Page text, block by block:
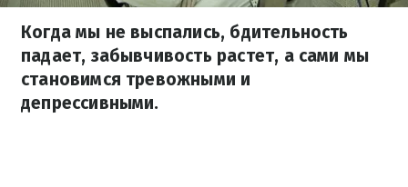
Когда мы не выспались, бдительность
падает, забывчивость растет, а сами мы
становимся тревожными и
депрессивными.